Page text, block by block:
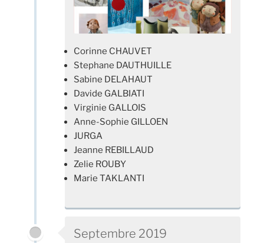
Corinne CHAUVET
Stephane DAUTHUILLE
Sabine DELAHAUT
Davide GALBIATI
Virginie GALLOIS
Anne-Sophie GILLOEN
JURGA
Jeanne REBILLAUD
Zelie ROUBY
Marie TAKLANTI
Septembre 2019